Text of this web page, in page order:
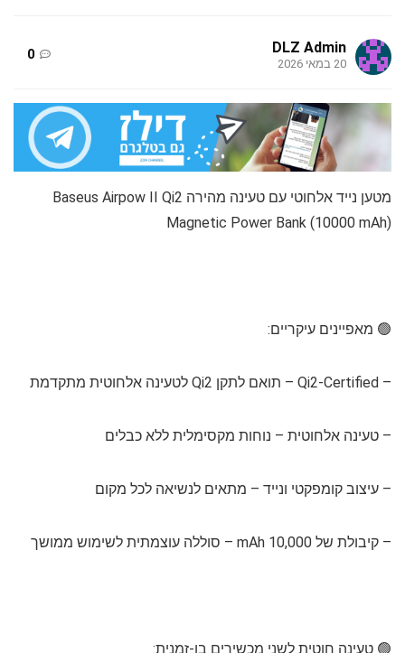
DLZ Admin
20 במאי 2026
0
מטען נייד אלחוטי עם טעינה מהירה Baseus Airpow II Qi2
Magnetic Power Bank (10000 mAh)
🟢 מאפיינים עיקריים:
– Qi2-Certified – תואם לתקן Qi2 לטעינה אלחוטית מתקדמת
– טעינה אלחוטית – נוחות מקסימלית ללא כבלים
– עיצוב קומפקטי ונייד – מתאים לנשיאה לכל מקום
– קיבולת של 10,000 mAh – סוללה עוצמתית לשימוש ממושך
🟢 טעינה חוטית לשני מכשירים בו-זמנית: